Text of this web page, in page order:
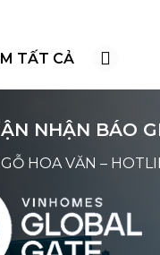
TẤT CẢ
NHẬN BÁO
HOA VĂN –